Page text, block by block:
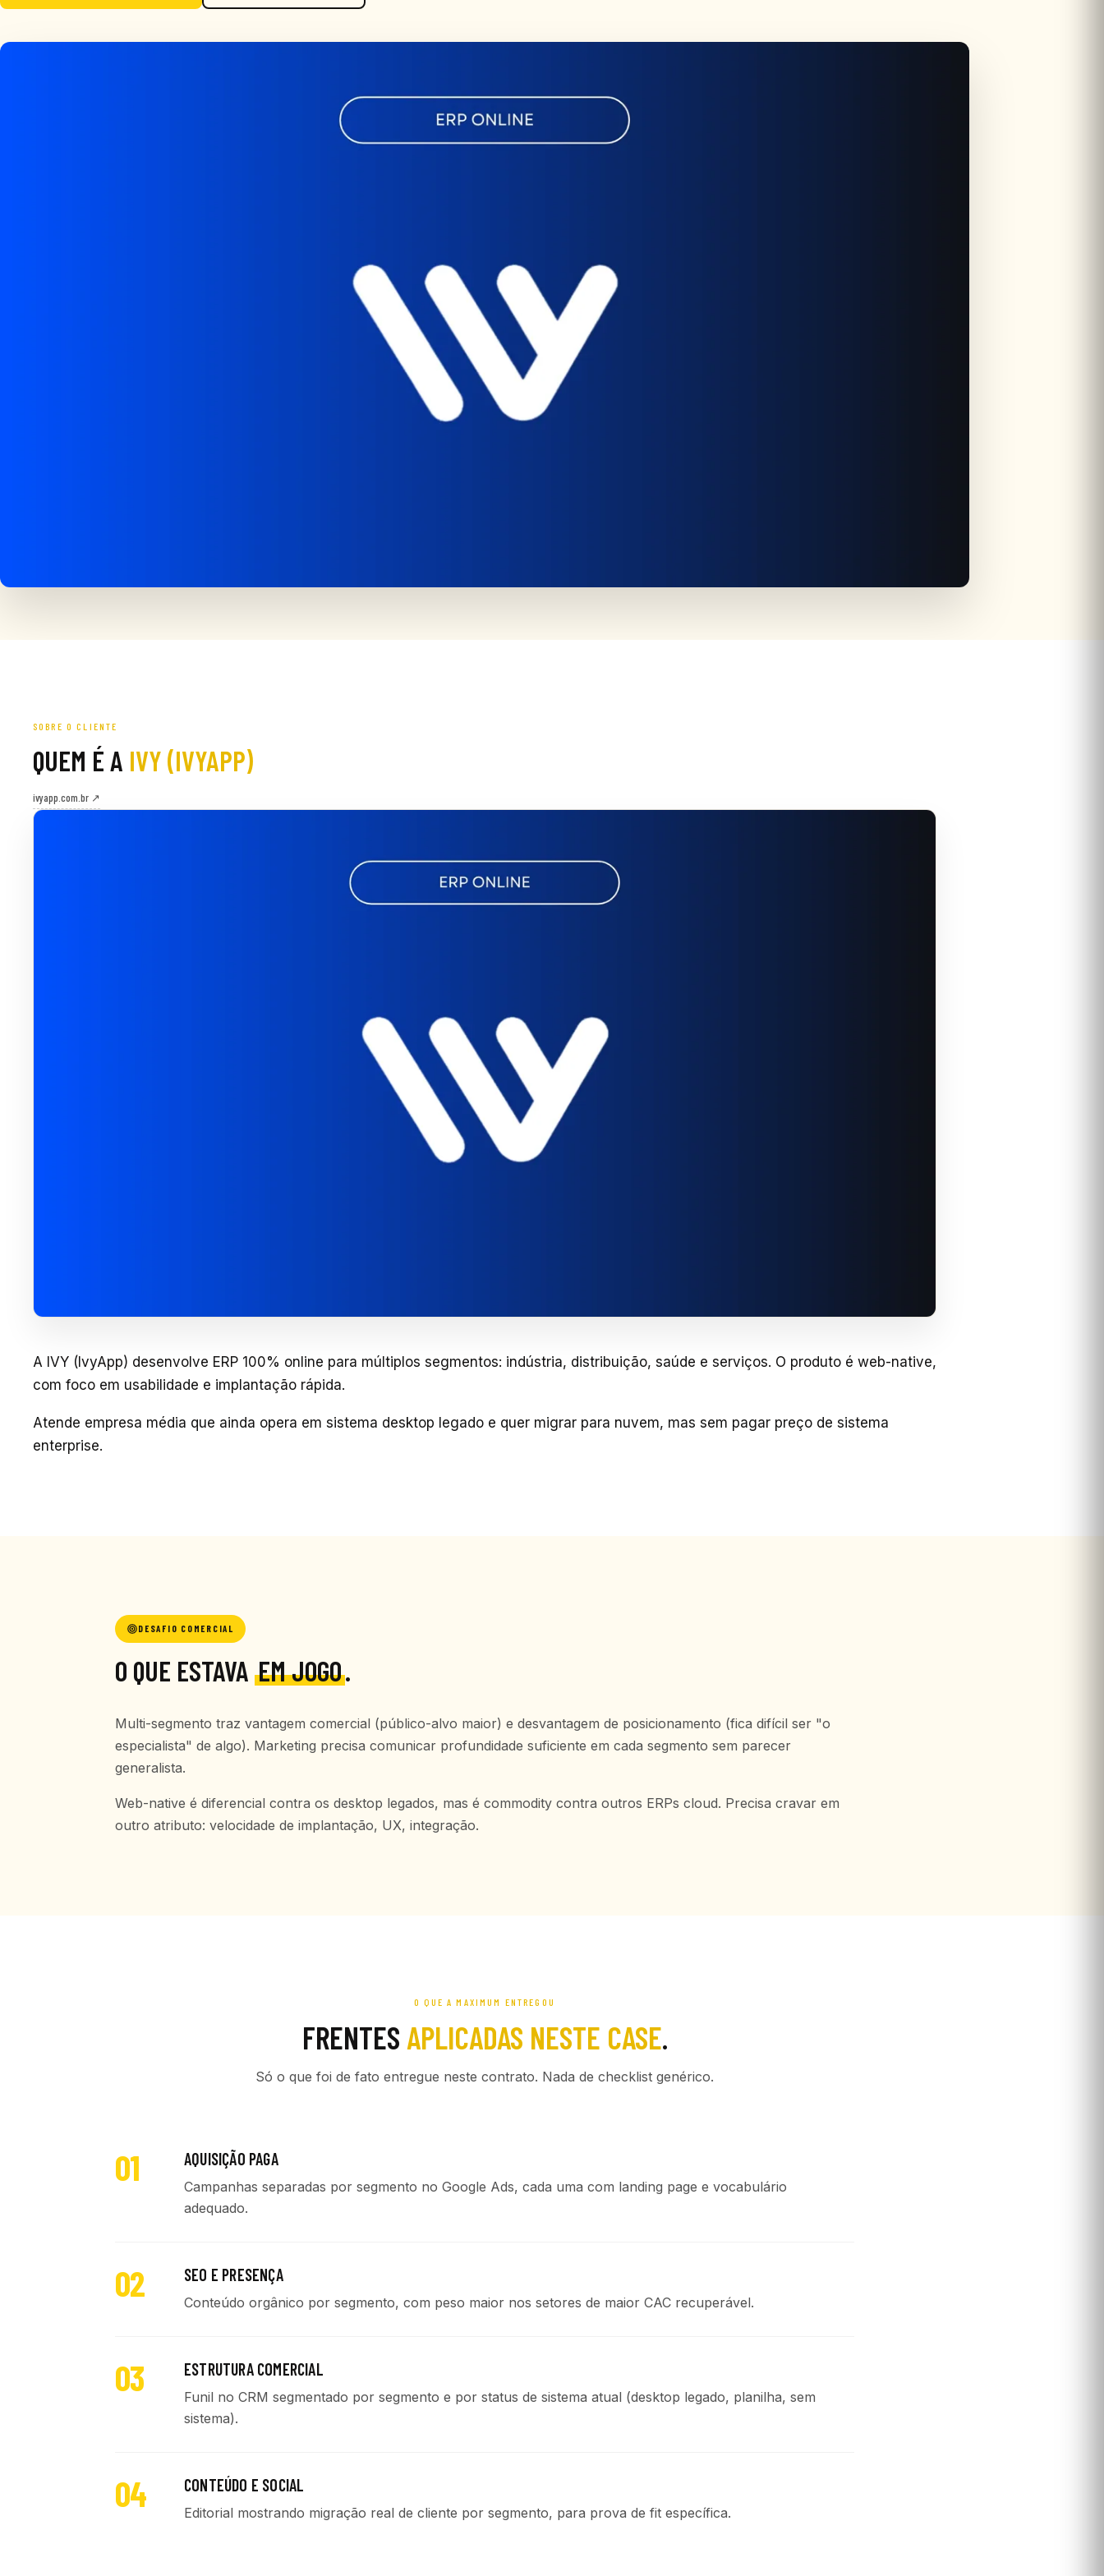
SOBRE O CLIENTE
QUEM É A IVY (IVYAPP)
ivyapp.com.br ↗
A IVY (IvyApp) desenvolve ERP 100% online para múltiplos segmentos: indústria, distribuição, saúde e serviços. O produto é web-native,
com foco em usabilidade e implantação rápida.
Atende empresa média que ainda opera em sistema desktop legado e quer migrar para nuvem, mas sem pagar preço de sistema
enterprise.
DESAFIO COMERCIAL
O QUE ESTAVA EM JOGO.
Multi-segmento traz vantagem comercial (público-alvo maior) e desvantagem de posicionamento (fica difícil ser "o
especialista" de algo). Marketing precisa comunicar profundidade suficiente em cada segmento sem parecer
generalista.
Web-native é diferencial contra os desktop legados, mas é commodity contra outros ERPs cloud. Precisa cravar em
outro atributo: velocidade de implantação, UX, integração.
O QUE A MAXIMUM ENTREGOU
FRENTES APLICADAS NESTE CASE.
Só o que foi de fato entregue neste contrato. Nada de checklist genérico.
01 AQUISIÇÃO PAGA
Campanhas separadas por segmento no Google Ads, cada uma com landing page e vocabulário
adequado.
02 SEO E PRESENÇA
Conteúdo orgânico por segmento, com peso maior nos setores de maior CAC recuperável.
03 ESTRUTURA COMERCIAL
Funil no CRM segmentado por segmento e por status de sistema atual (desktop legado, planilha, sem
sistema).
04 CONTEÚDO E SOCIAL
Editorial mostrando migração real de cliente por segmento, para prova de fit específica.